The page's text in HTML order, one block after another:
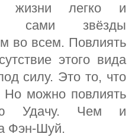
жизни легко и
сами звёзды
во всем. Повлиять
этого вида
силу. Это то, что
можно повлиять
Удачу. Чем и
Фэн-Шуй.